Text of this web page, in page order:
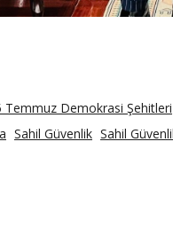
Temmuz Demokrasi Şehitleri
Sahil Güvenlik Sahil